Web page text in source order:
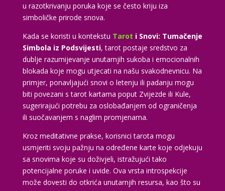
u razotkrivanju poruka koje se često kriju iza
simboličke prirode snova.
Kada se koristi u kontekstu Tarot i Snovi: Tumačenje
Simbola iz Podsvijesti, tarot postaje sredstvo za
dublje razumijevanje unutarnjih sukoba i emocionalnih
blokada koje mogu utjecati na našu svakodnevnicu. Na
primjer, ponavljajući snovi o letenju ili padanju mogu
biti povezani s tarot kartama poput Zvijezde ili Kule,
sugerirajući potrebu za oslobađanjem od ograničenja
ili suočavanjem s naglim promjenama.
Kroz meditativne prakse, korisnici tarota mogu
usmjeriti svoju pažnju na određene karte koje odjekuju
sa snovima koje su doživjeli, istražujući tako
potencijalne poruke i uvide. Ova vrsta introspekcije
može dovesti do otkrića unutarnjih resursa, kao što su